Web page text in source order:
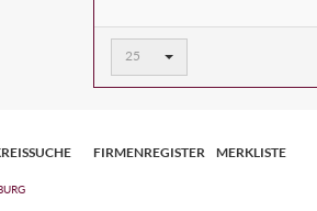
Ergebnisse
Seite:
25
FIRMENREGISTER MERKLISTE